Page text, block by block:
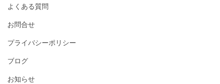
よくある質問
お問合せ
プライバシーポリシー
ブログ
お知らせ